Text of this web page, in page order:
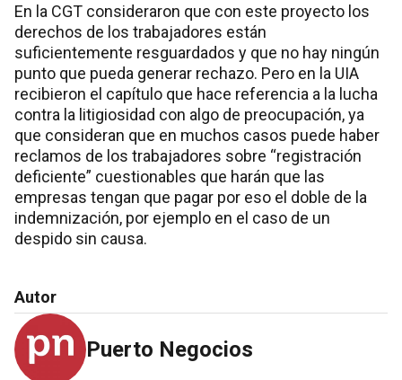
En la CGT consideraron que con este proyecto los
derechos de los trabajadores están
suficientemente resguardados y que no hay ningún
punto que pueda generar rechazo. Pero en la UIA
recibieron el capítulo que hace referencia a la lucha
contra la litigiosidad con algo de preocupación, ya
que consideran que en muchos casos puede haber
reclamos de los trabajadores sobre “registración
deficiente” cuestionables que harán que las
empresas tengan que pagar por eso el doble de la
indemnización, por ejemplo en el caso de un
despido sin causa.
Autor
Puerto Negocios